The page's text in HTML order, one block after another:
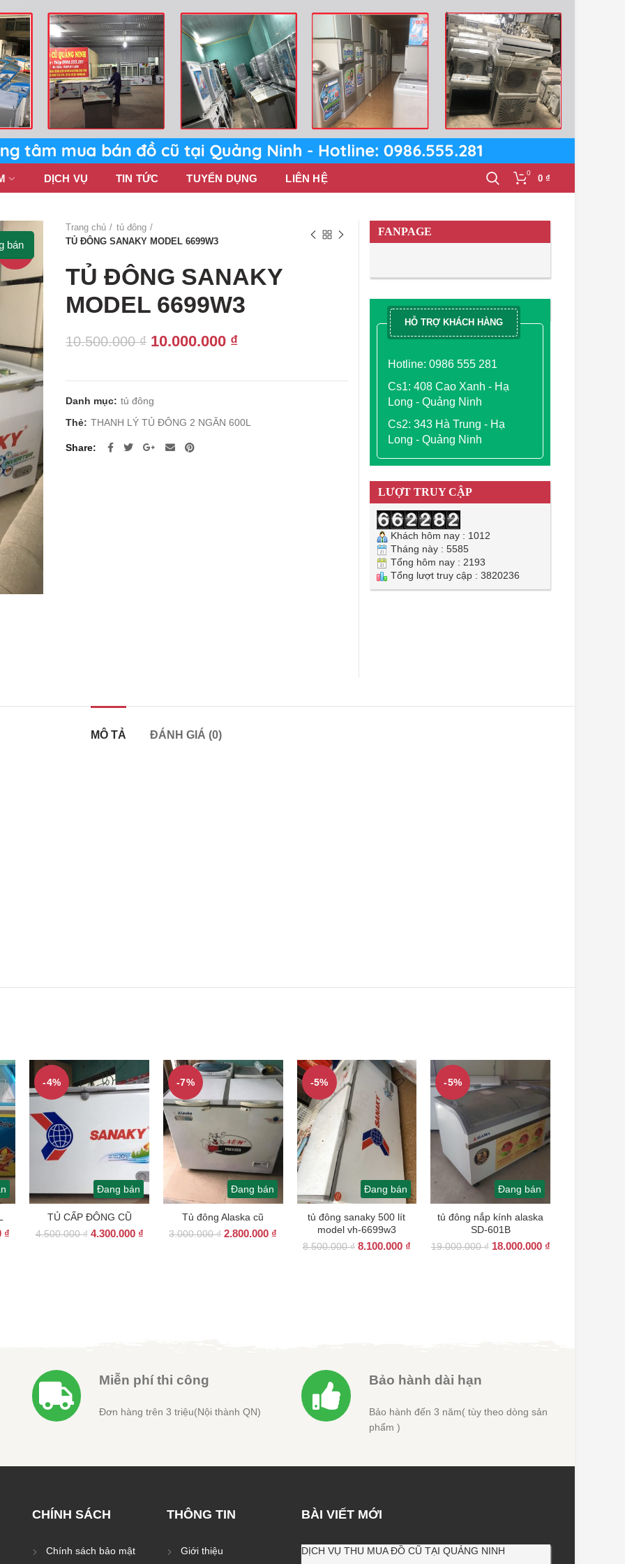
DỊCH VỤ TIN TỨC TUYỂN DỤNG LIÊN HỆ 0 0 ₫
-5%
bán
Trang chủ
tủ đông
TỦ ĐÔNG SANAKY MODEL 6699W3
TỦ ĐÔNG SANAKY
MODEL 6699W3
10.500.000₫ Giá
là:
10.500.000 ₫.
10.000.000 ₫Giá
tại
Danh mục: tủ đông
Thẻ: THANH LÝ TỦ ĐÔNG 2 NGĂN 600L
Share
FANPAGE
HỖ TRỢ KHÁCH HÀNG
Hotline: 0986 555 281
Cs1: 408 Cao Xanh - Hạ
Long - Quảng Ninh
Cs2: 343 Hà Trung - Hạ
Long - Quảng Ninh
LƯỢT TRUY CẬP
Khách hôm nay : 1012
Tháng này : 5585
Tổng hôm nay : 2193
Tổng lượt truy cập : 3820236
MÔ TẢ ĐÁNH GIÁ (0)
₫Giá
Đang bán
-4%
TỦ CẤP ĐÔNG CŨ
4.500.000₫ Giá
4.300.000 ₫Giá
Đang bán
-7%
Tủ đông Alaska cũ
3.000.000₫ Giá
2.800.000 ₫
Đang bán
-5%
tủ đông sanaky 500 lít
model vh-6699w3
8.500.000₫ Giá
8.100.000 ₫Giá
Đang bán
-5%
tủ đông nắp kính alaska
SD-601B
19.000.000₫ Giá
18.000.000 ₫Giá
Miễn phí thi công
Đơn hàng trên 3 triệu(Nội thành QN)
Bảo hành dài hạn
Bảo hành đến 3 năm( tùy theo dòng sản
phẩm )
CHÍNH SÁCH
Chính sách bảo mật
THÔNG TIN
Giới thiệu
BÀI VIẾT MỚI
DỊCH VỤ THU MUA ĐỒ CŨ TẠI QUẢNG NINH